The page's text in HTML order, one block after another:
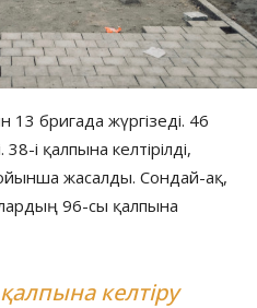
13 бригада жүргізеді. 46
і қалпына келтірілді,
жасалды. Сондай-ақ,
96-сы қалпына
келтіру